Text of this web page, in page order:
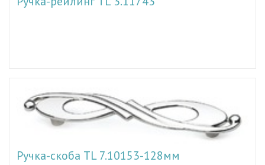
Ручка-скоба TL 7.10153-128мм